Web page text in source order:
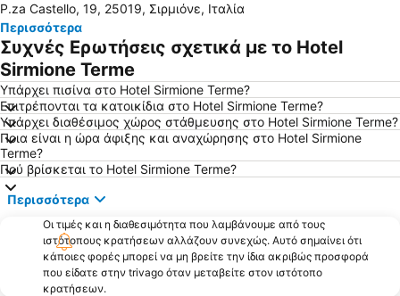
Πάρκο Στούντιο Μούβιλαντ
Città Vecchia Lazise
Borghetto
Αεροδρόμιο Valerio Catullo di Verona Villafranca
Piazza Bra
P.za Castello, 19, 25019, Σιρμιόνε, Ιταλία
Περισσότερα
Συχνές Ερωτήσεις σχετικά με το Hotel
Sirmione Terme
Υπάρχει πισίνα στο Hotel Sirmione Terme?
Επιτρέπονται τα κατοικίδια στο Hotel Sirmione Terme?
Υπάρχει διαθέσιμος χώρος στάθμευσης στο Hotel Sirmione Terme?
Ποια είναι η ώρα άφιξης και αναχώρησης στο Hotel Sirmione
Terme?
Πού βρίσκεται το Hotel Sirmione Terme?
Περισσότερα
Οι τιμές και η διαθεσιμότητα που λαμβάνουμε από τους
ιστότοπους κρατήσεων αλλάζουν συνεχώς. Αυτό σημαίνει ότι
κάποιες φορές μπορεί να μη βρείτε την ίδια ακριβώς προσφορά
που είδατε στην trivago όταν μεταβείτε στον ιστότοπο
κρατήσεων.